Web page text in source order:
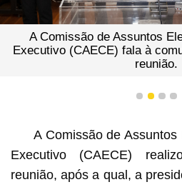
A Comissão de Assuntos
Executivo (CAECE) fala à
reunião.
1 2 3 4
A Comissão de
Executivo (CAECE)
reunião, após a qual, a